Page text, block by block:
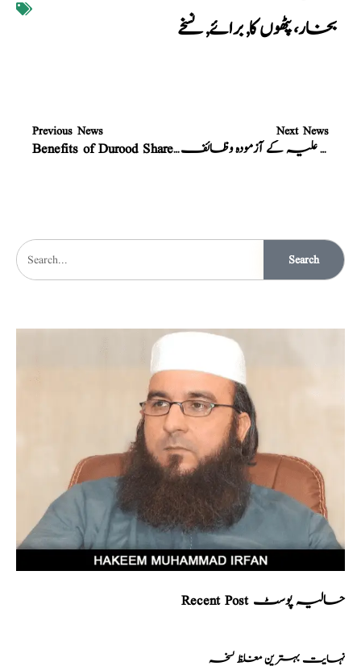
بخار، پٹھوں کا,برائے,نسخے
Previous News
Benefits of Durood Shareef * درود شریف سے ہر لاعلاج مرض کا علاج
Next News
حضرت خواجہ بختیار کاکی رحمتہ اللہ علیہ کے آزمودہ وظائف
Search
Recent Post حالیہ پوسٹ
نہایت بہترین مغلظ نسخہ